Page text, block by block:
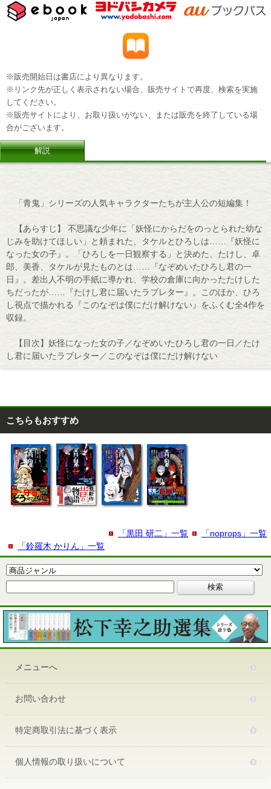
※販売開始日は書店により異なります。
※リンク先が正しく表示されない場合、販売サイトで再度、検索を実施
してください。
※販売サイトにより、お取り扱いがない、または販売を終了している場
合がございます。
解説
「青鬼」シリーズの人気キャラクターたちが主人公の短編集！
【あらすじ】 不思議な少年に「妖怪にからだをのっとられた幼な
じみを助けてほしい」と頼まれた、タケルとひろしは……『妖怪に
なった女の子』。「ひろしを一日観察する」と決めた、たけし、卓
郎、美香、タケルが見たものとは……『なぞめいたひろし君の一
日』。差出人不明の手紙に導かれ、学校の倉庫に向かったたけした
ちだったが……『たけし君に届いたラブレター』。このほか、ひろ
し視点で描かれる『このなぞは僕にだけ解けない』をふくむ全4作を
収録。
【目次】妖怪になった女の子／なぞめいたひろし君の一日／たけ
し君に届いたラブレター／このなぞは僕にだけ解けない
こちらもおすすめ
「noprops」一覧
「黒田 研二」一覧
「鈴羅木 かりん」一覧
メニューへ
お問い合わせ
特定商取引法に基づく表示
個人情報の取り扱いについて